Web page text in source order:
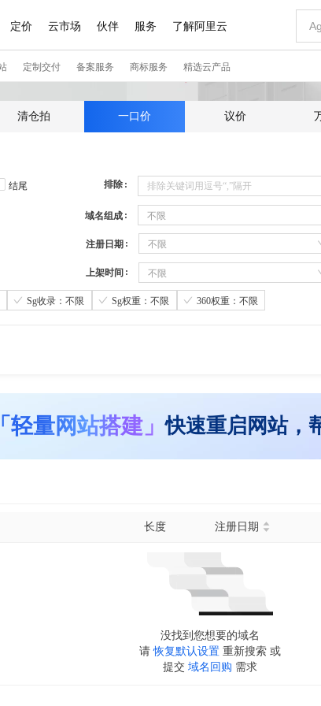
清仓拍 一口价 议价
结尾 排除
域名组成 不限
注册日期 不限
上架时间 不限
Sg收录：不限 Sg权重：不限 360权重：不限
「轻量网站搭建」快速重启网站，
长度 注册日期
没找到您想要的域名
请 恢复默认设置 重新搜索 或
提交 域名回购 需求